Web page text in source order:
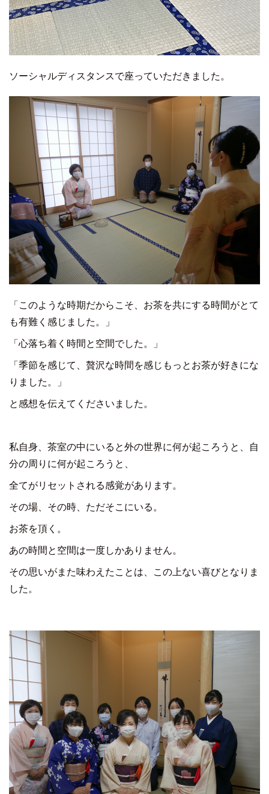
ソーシャルディスタンスで座っていただきました。
「このような時期だからこそ、お茶を共にする時間がとて
も有難く感じました。」
「心落ち着く時間と空間でした。」
「季節を感じて、贅沢な時間を感じもっとお茶が好きにな
りました。」
と感想を伝えてくださいました。
私自身、茶室の中にいると外の世界に何が起ころうと、自
分の周りに何が起ころうと、
全てがリセットされる感覚があります。
その場、その時、ただそこにいる。
お茶を頂く。
あの時間と空間は一度しかありません。
その思いがまた味わえたことは、この上ない喜びとなりま
した。